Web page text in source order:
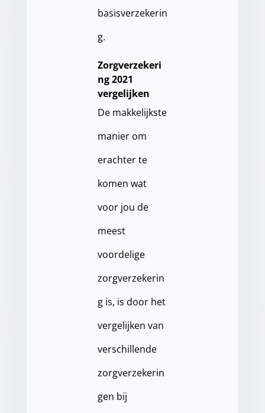
basisverzekerin
g.
Zorgverzekeri
ng 2021
vergelijken
De makkelijkste
manier om
erachter te
komen wat
voor jou de
meest
voordelige
zorgverzekerin
g is, is door het
vergelijken van
verschillende
zorgverzekerin
gen bij